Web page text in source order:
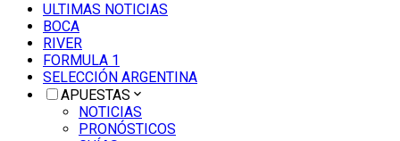
ULTIMAS NOTICIAS
BOCA
RIVER
FORMULA 1
SELECCIÓN ARGENTINA
APUESTAS
NOTICIAS
PRONÓSTICOS